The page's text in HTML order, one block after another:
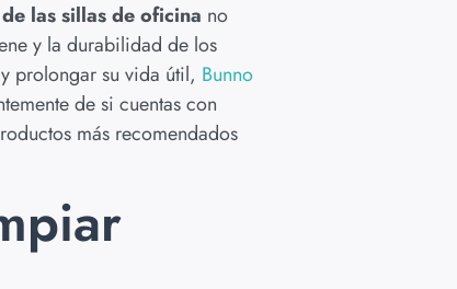
las sillas de oficina no
y la durabilidad de los
prolongar su vida útil, Bunno
de si cuentas con
más recomendados